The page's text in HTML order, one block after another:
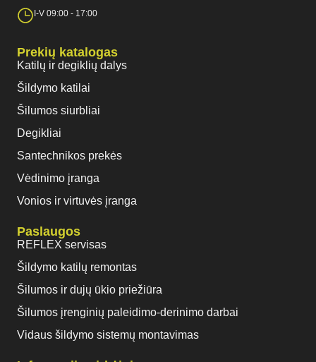
I-V 09:00 - 17:00
Prekių katalogas
Katilų ir degiklių dalys
Šildymo katilai
Šilumos siurbliai
Degikliai
Santechnikos prekės
Vėdinimo įranga
Vonios ir virtuvės įranga
Paslaugos
REFLEX servisas
Šildymo katilų remontas
Šilumos ir dujų ūkio priežiūra
Šilumos įrenginių paleidimo-derinimo darbai
Vidaus šildymo sistemų montavimas